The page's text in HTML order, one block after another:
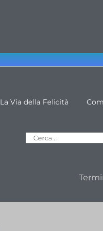
La Via della Felicità